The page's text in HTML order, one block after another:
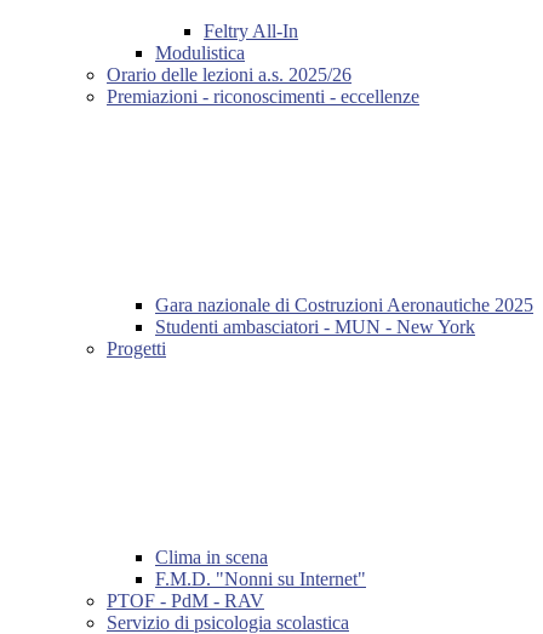
Feltry All-In
Modulistica
Orario delle lezioni a.s. 2025/26
Premiazioni - riconoscimenti - eccellenze
Gara nazionale di Costruzioni Aeronautiche 2025
Studenti ambasciatori - MUN - New York
Progetti
Clima in scena
F.M.D. "Nonni su Internet"
PTOF - PdM - RAV
Servizio di psicologia scolastica